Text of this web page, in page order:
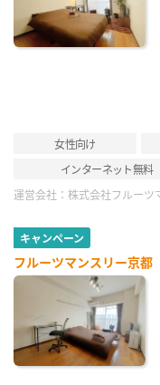
女性向け
インターネット無料
運営会社： 株式会社フルーツ
キャンペーン
フルーツマンスリー京